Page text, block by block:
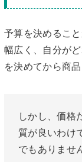
予算を決めるこ
幅広く、自分が
を決めてから商
しかし、価格
質が良いわけ
でもありませ